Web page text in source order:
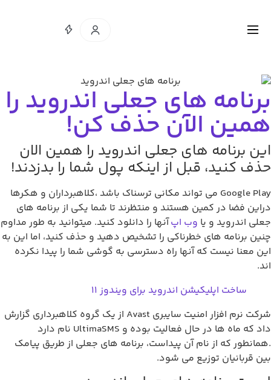
های جعلی اندروید را
الآن حذف کن!
برنامه های جعلی اندروید را همین الان
کنید، قبل از اینکه پول شما را بدزدند!
Google Play می تواند مکانی ترسناک باشد ،کلاهبرداران و هکرها
فضا در کمین هستند و منتظرند تا شما یکی از برنامه های
اندروید و یاوب اپآنها را دانلود کنید. میتوانید به طور مداوم
برنامه های خطرناکی را تشخیص دهید و حذف کنید، اما این به
معنا نیست که آنها راه دسترسی به گوشی شما را پیدا نکرده
ساخت اپلیکیشن اندروید برای ویندوز 11
شرکت نرم افزار امنیت سایبری Avast از یک گروه کلاهبرداری گزارش
داد که ماه ها در حال فعالیت بوده و UltimaSMS نام دارد
که از نام آن پیداست، برنامه های جعلی از طریق پیامک
قربانیان توزیع می شود.